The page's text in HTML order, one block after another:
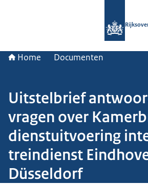
Home Documenten
Uitstelbrief
vragen over
dienstuitvoering
treindienst
Düsseldorf